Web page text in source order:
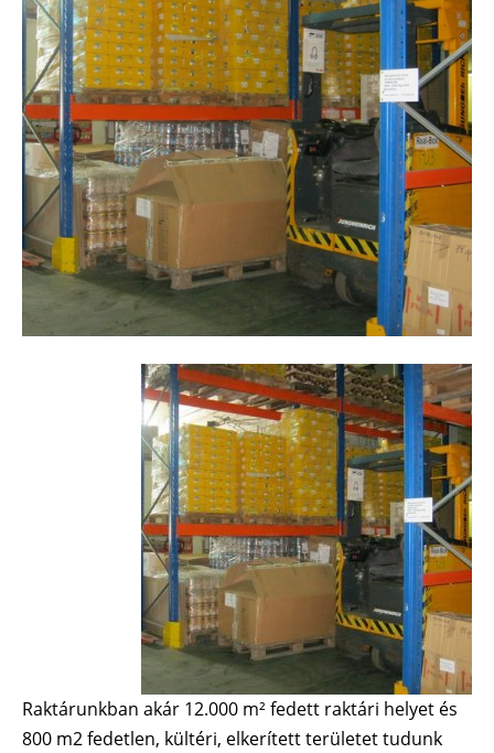
Raktárunkban akár 12.000 m² fedett raktári helyet és
800 m2 fedetlen, kültéri, elkerített területet tudunk